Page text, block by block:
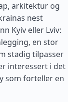
arkitektur og
nest
Kyiv eller Lviv:
en stor
stadig tilpasser
interessert i det
som forteller en